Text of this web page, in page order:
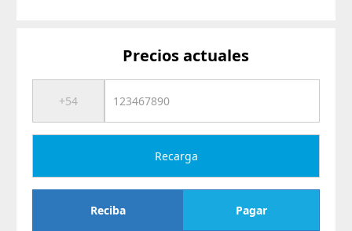
Precios actuales
Recarga
Reciba Pagar